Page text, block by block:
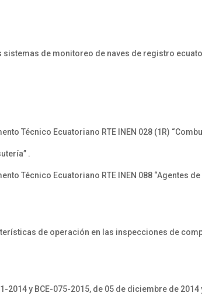
sistemas de monitoreo de naves de registro
Técnico Ecuatoriano RTE INEN 028 (1R)
.
Técnico Ecuatoriano RTE INEN 088 “Agentes de
de operación en las inspecciones de
y BCE-075-2015, de 05 de diciembre de 2014